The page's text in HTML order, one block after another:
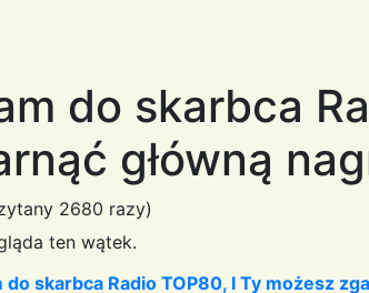
do skarbca
główną
2680 razy)
ten wątek.
do skarbca Radio TOP80, I Ty możesz